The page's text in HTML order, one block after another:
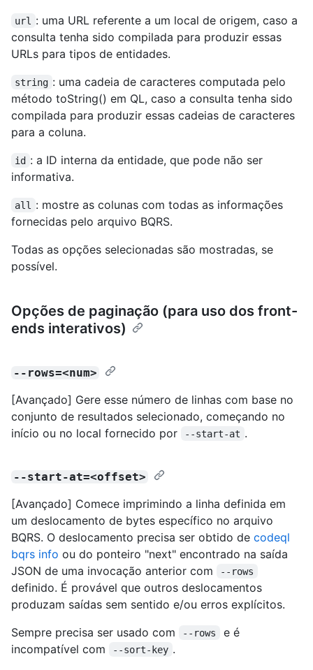
url
: uma URL referente a um local de origem, caso a
consulta tenha sido compilada para produzir essas
URLs para tipos de entidades.
string : uma cadeia de caracteres computada pelo
método toString() em QL, caso a consulta tenha sido
compilada para produzir essas cadeias de caracteres
para a coluna.
id : a ID interna da entidade, que pode não ser
informativa.
all
: mostre as colunas com todas as informações
fornecidas pelo arquivo BQRS.
Todas as opções selecionadas são mostradas, se
possível.
Opções de paginação (para uso dos front-
ends interativos)
--rows=<num>
[Avançado] Gere esse número de linhas com base no
conjunto de resultados selecionado, começando no
início ou no local fornecido por
--start-at .
--start-at=<offset>
[Avançado] Comece imprimindo a linha definida em
um deslocamento de bytes específico no arquivo
BQRS. O deslocamento precisa ser obtido de codeql
bqrs info ou do ponteiro "next" encontrado na saída
JSON de uma invocação anterior com
--rows
definido. É provável que outros deslocamentos
produzam saídas sem sentido e/ou erros explícitos.
Sempre precisa ser usado com
--rows
e é
incompatível com
--sort-key .